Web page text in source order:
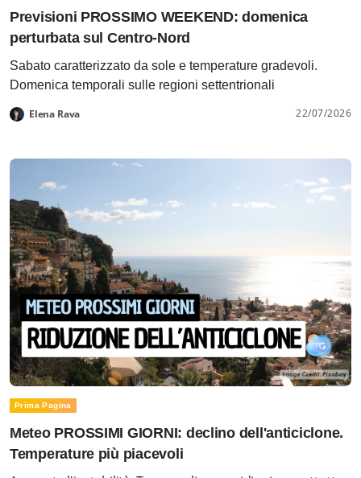
Previsioni PROSSIMO WEEKEND: domenica
perturbata sul Centro-Nord
Sabato caratterizzato da sole e temperature gradevoli.
Domenica temporali sulle regioni settentrionali
Elena Rava 22/07/2026
Prima Pagina
Meteo PROSSIMI GIORNI: declino dell'anticiclone.
Temperature più piacevoli